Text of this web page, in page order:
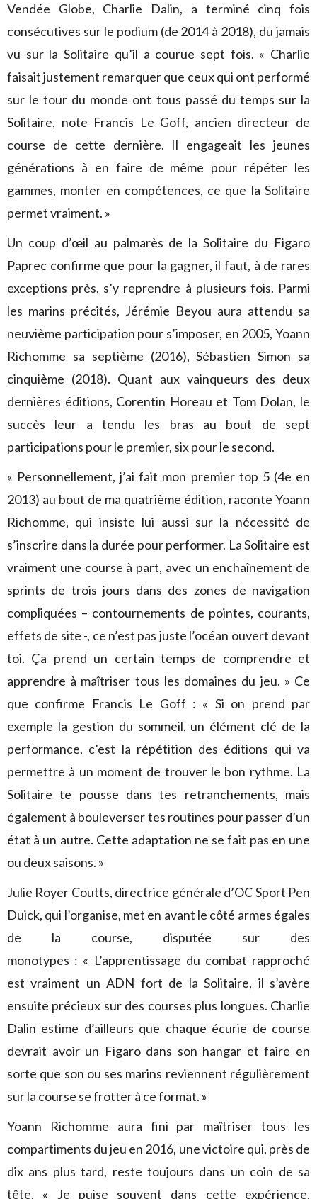
Vendée Globe, Charlie Dalin, a terminé cinq fois
consécutives sur le podium (de 2014 à 2018), du jamais
vu sur la Solitaire qu’il a courue sept fois. « Charlie
faisait justement remarquer que ceux qui ont performé
sur le tour du monde ont tous passé du temps sur la
Solitaire, note Francis Le Goff, ancien directeur de
course de cette dernière. Il engageait les jeunes
générations à en faire de même pour répéter les
gammes, monter en compétences, ce que la Solitaire
permet vraiment. »
Un coup d’œil au palmarès de la Solitaire du Figaro
Paprec confirme que pour la gagner, il faut, à de rares
exceptions près, s’y reprendre à plusieurs fois. Parmi
les marins précités, Jérémie Beyou aura attendu sa
neuvième participation pour s’imposer, en 2005, Yoann
Richomme sa septième (2016), Sébastien Simon sa
cinquième (2018). Quant aux vainqueurs des deux
dernières éditions, Corentin Horeau et Tom Dolan, le
succès leur a tendu les bras au bout de sept
participations pour le premier, six pour le second.
« Personnellement, j’ai fait mon premier top 5 (4e en
2013) au bout de ma quatrième édition, raconte Yoann
Richomme, qui insiste lui aussi sur la nécessité de
s’inscrire dans la durée pour performer. La Solitaire est
vraiment une course à part, avec un enchaînement de
sprints de trois jours dans des zones de navigation
compliquées – contournements de pointes, courants,
effets de site -, ce n’est pas juste l’océan ouvert devant
toi. Ça prend un certain temps de comprendre et
apprendre à maîtriser tous les domaines du jeu. » Ce
que confirme Francis Le Goff : « Si on prend par
exemple la gestion du sommeil, un élément clé de la
performance, c’est la répétition des éditions qui va
permettre à un moment de trouver le bon rythme. La
Solitaire te pousse dans tes retranchements, mais
également à bouleverser tes routines pour passer d’un
état à un autre. Cette adaptation ne se fait pas en une
ou deux saisons. »
Julie Royer Coutts, directrice générale d’OC Sport Pen
Duick, qui l’organise, met en avant le côté armes égales
de la course, disputée sur des
monotypes : « L’apprentissage du combat rapproché
est vraiment un ADN fort de la Solitaire, il s’avère
ensuite précieux sur des courses plus longues. Charlie
Dalin estime d’ailleurs que chaque écurie de course
devrait avoir un Figaro dans son hangar et faire en
sorte que son ou ses marins reviennent régulièrement
sur la course se frotter à ce format. »
Yoann Richomme aura fini par maîtriser tous les
compartiments du jeu en 2016, une victoire qui, près de
dix ans plus tard, reste toujours dans un coin de sa
tête. « Je puise souvent dans cette expérience,